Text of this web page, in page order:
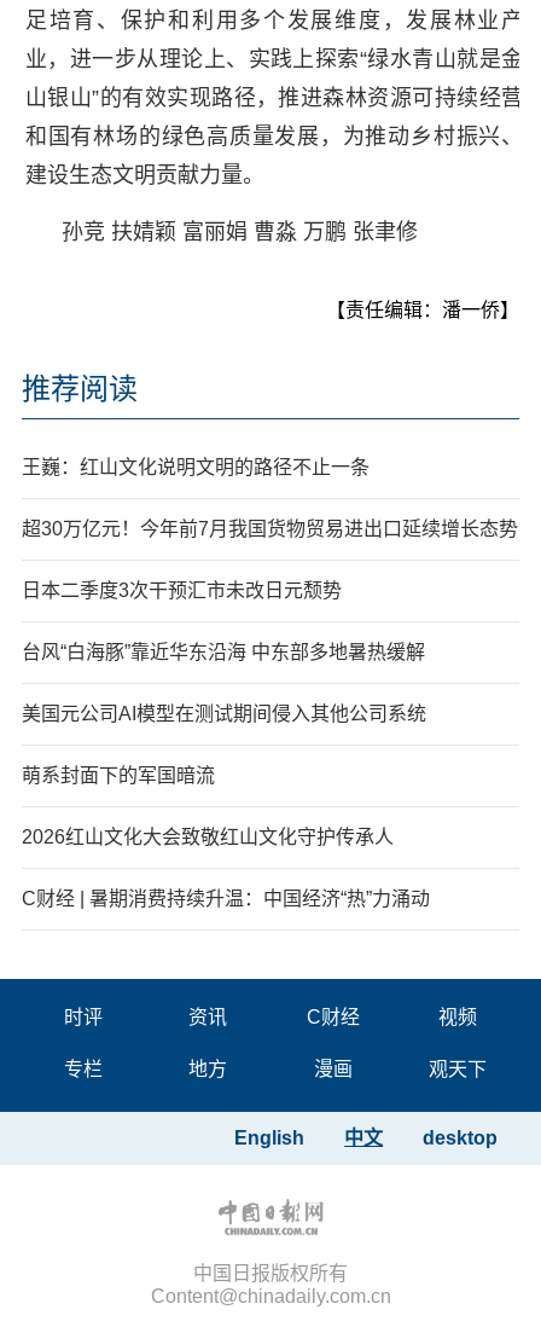
足培育、保护和利用多个发展维度，发展林业产
业，进一步从理论上、实践上探索“绿水青山就是金
山银山”的有效实现路径，推进森林资源可持续经营
和国有林场的绿色高质量发展，为推动乡村振兴、
建设生态文明贡献力量。
孙竞 扶婧颖 富丽娟 曹淼 万鹏 张聿修
【责任编辑：潘一侨】
推荐阅读
王巍：红山文化说明文明的路径不止一条
超30万亿元！今年前7月我国货物贸易进出口延续增长态势
日本二季度3次干预汇市未改日元颓势
台风“白海豚”靠近华东沿海 中东部多地暑热缓解
美国元公司AI模型在测试期间侵入其他公司系统
萌系封面下的军国暗流
2026红山文化大会致敬红山文化守护传承人
C财经 | 暑期消费持续升温：中国经济“热”力涌动
时评 资讯 C财经 视频
专栏 地方 漫画 观天下
desktop
中文
English
中国日报版权所有
Content@chinadaily.com.cn